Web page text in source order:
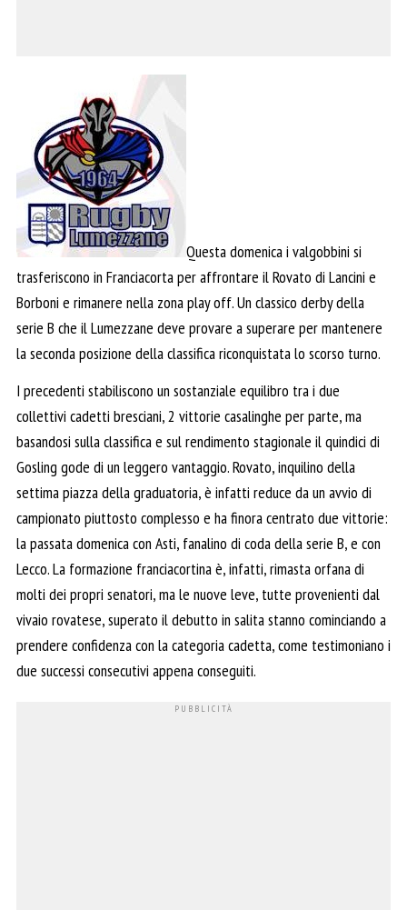
Questa domenica i valgobbini si
trasferiscono in Franciacorta per affrontare il Rovato di Lancini e
Borboni e rimanere nella zona play off. Un classico derby della
serie B che il Lumezzane deve provare a superare per mantenere
la seconda posizione della classifica riconquistata lo scorso turno.
I precedenti stabiliscono un sostanziale equilibro tra i due
collettivi cadetti bresciani, 2 vittorie casalinghe per parte, ma
basandosi sulla classifica e sul rendimento stagionale il quindici di
Gosling gode di un leggero vantaggio. Rovato, inquilino della
settima piazza della graduatoria, è infatti reduce da un avvio di
campionato piuttosto complesso e ha finora centrato due vittorie:
la passata domenica con Asti, fanalino di coda della serie B, e con
Lecco. La formazione franciacortina è, infatti, rimasta orfana di
molti dei propri senatori, ma le nuove leve, tutte provenienti dal
vivaio rovatese, superato il debutto in salita stanno cominciando a
prendere confidenza con la categoria cadetta, come testimoniano i
due successi consecutivi appena conseguiti.